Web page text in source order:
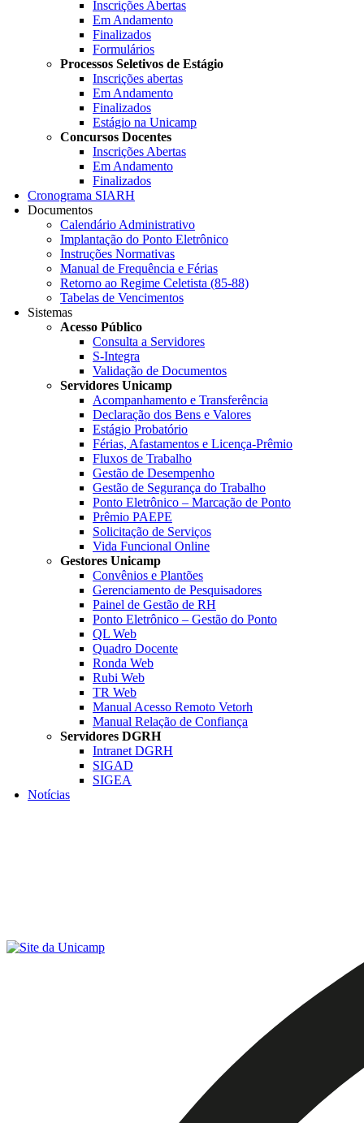
Inscrições Abertas
Em Andamento
Finalizados
Formulários
Processos Seletivos de Estágio
Inscrições abertas
Em Andamento
Finalizados
Estágio na Unicamp
Concursos Docentes
Inscrições Abertas
Em Andamento
Finalizados
Cronograma SIARH
Documentos
Calendário Administrativo
Implantação do Ponto Eletrônico
Instruções Normativas
Manual de Frequência e Férias
Retorno ao Regime Celetista (85-88)
Tabelas de Vencimentos
Sistemas
Acesso Público
Consulta a Servidores
S-Integra
Validação de Documentos
Servidores Unicamp
Acompanhamento e Transferência
Declaração dos Bens e Valores
Estágio Probatório
Férias, Afastamentos e Licença-Prêmio
Fluxos de Trabalho
Gestão de Desempenho
Gestão de Segurança do Trabalho
Ponto Eletrônico – Marcação de Ponto
Prêmio PAEPE
Solicitação de Serviços
Vida Funcional Online
Gestores Unicamp
Convênios e Plantões
Gerenciamento de Pesquisadores
Painel de Gestão de RH
Ponto Eletrônico – Gestão do Ponto
QL Web
Quadro Docente
Ronda Web
Rubi Web
TR Web
Manual Acesso Remoto Vetorh
Manual Relação de Confiança
Servidores DGRH
Intranet DGRH
SIGAD
SIGEA
Notícias